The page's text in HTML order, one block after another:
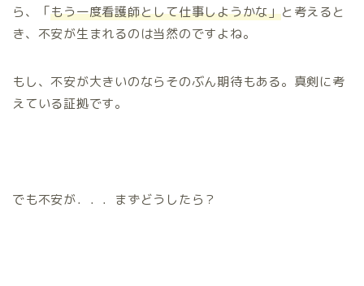
ら、「もう一度看護師として仕事しようかな」と考えると
き、不安が生まれるのは当然のですよね。
もし、不安が大きいのならそのぶん期待もある。真剣に考
えている証拠です。
でも不安が．．．まずどうしたら？